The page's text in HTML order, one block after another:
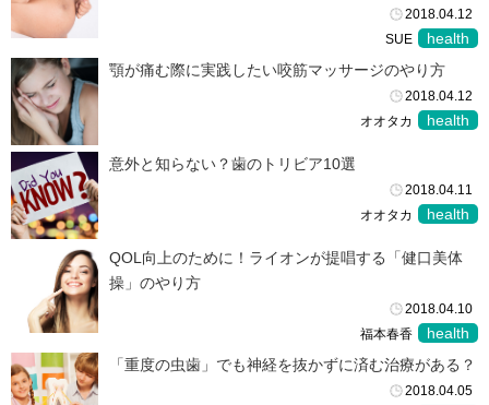
2018.04.12
SUE
health
顎が痛む際に実践したい咬筋マッサージのやり方
2018.04.12
オオタカ
health
意外と知らない？歯のトリビア10選
2018.04.11
オオタカ
health
QOL向上のために！ライオンが提唱する「健口美体
操」のやり方
2018.04.10
福本春香
health
「重度の虫歯」でも神経を抜かずに済む治療がある？
2018.04.05